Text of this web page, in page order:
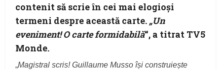
contenit să scrie în cei mai elogioși
termeni despre această carte. „Un
eveniment! O carte formidabilă“, a titrat TV5
Monde.
„Magistral scris! Guillaume Musso își construiește